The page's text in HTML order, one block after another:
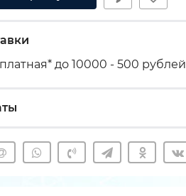
до 10000 - 500 рублей